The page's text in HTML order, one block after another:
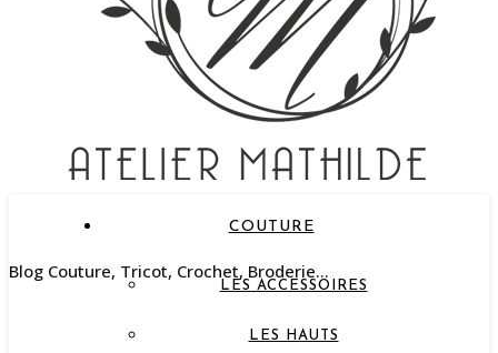
Blog Couture, Tricot, Crochet, Broderie…
COUTURE
LES ACCESSOIRES
LES HAUTS